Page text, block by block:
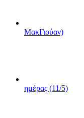
ΜακΓιούαν)
ημέρας (11/5)